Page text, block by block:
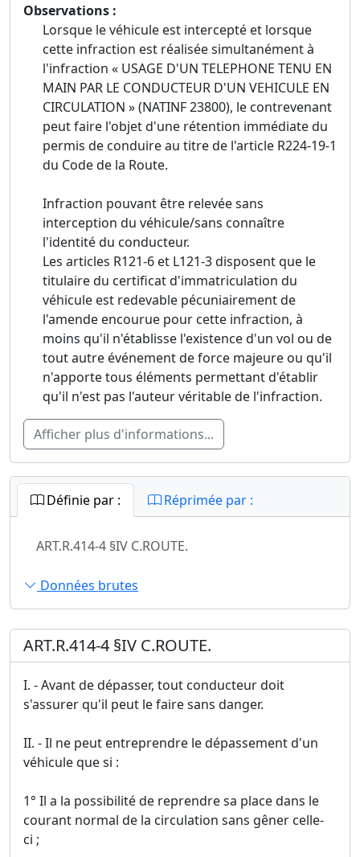
Observations :
Lorsque le véhicule est intercepté et lorsque
cette infraction est réalisée simultanément à
l'infraction « USAGE D'UN TELEPHONE TENU EN
MAIN PAR LE CONDUCTEUR D'UN VEHICULE EN
CIRCULATION » (NATINF 23800), le contrevenant
peut faire l'objet d'une rétention immédiate du
permis de conduire au titre de l'article R224-19-1
du Code de la Route.
Infraction pouvant être relevée sans
interception du véhicule/sans connaître
l'identité du conducteur.
Les articles R121-6 et L121-3 disposent que le
titulaire du certificat d'immatriculation du
véhicule est redevable pécuniairement de
l'amende encourue pour cette infraction, à
moins qu'il n'établisse l'existence d'un vol ou de
tout autre événement de force majeure ou qu'il
n'apporte tous éléments permettant d'établir
qu'il n'est pas l'auteur véritable de l'infraction.
Afficher plus d'informations...
Définie par : Réprimée par :
ART.R.414-4 §IV C.ROUTE.
Données brutes
ART.R.414-4 §IV C.ROUTE.
I. - Avant de dépasser, tout conducteur doit
s'assurer qu'il peut le faire sans danger.
II. - Il ne peut entreprendre le dépassement d'un
véhicule que si :
1° Il a la possibilité de reprendre sa place dans le
courant normal de la circulation sans gêner celle-
ci ;